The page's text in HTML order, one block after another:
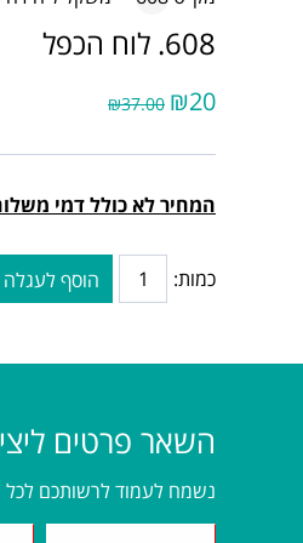
608. לוח הכפל
₪20
₪37.00
המחיר לא כולל דמי
כמות: הוסף לעגלה
השאר פרטים
נשמח לעמוד לרשותכם